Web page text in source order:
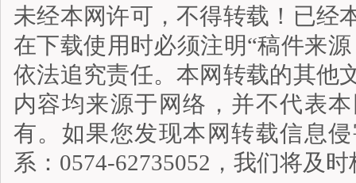
未经本网许可，不得转载！已经
在下载使用时必须注明“稿件来
依法追究责任。本网转载的其他
内容均来源于网络，并不代表
有。如果您发现本网转载信息
系：0574-62735052，我们将及